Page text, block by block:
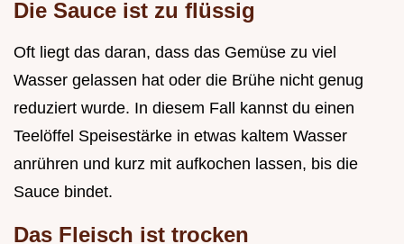
Die Sauce ist zu flüssig
Oft liegt das daran, dass das Gemüse zu viel
Wasser gelassen hat oder die Brühe nicht genug
reduziert wurde. In diesem Fall kannst du einen
Teelöffel Speisestärke in etwas kaltem Wasser
anrühren und kurz mit aufkochen lassen, bis die
Sauce bindet.
Das Fleisch ist trocken